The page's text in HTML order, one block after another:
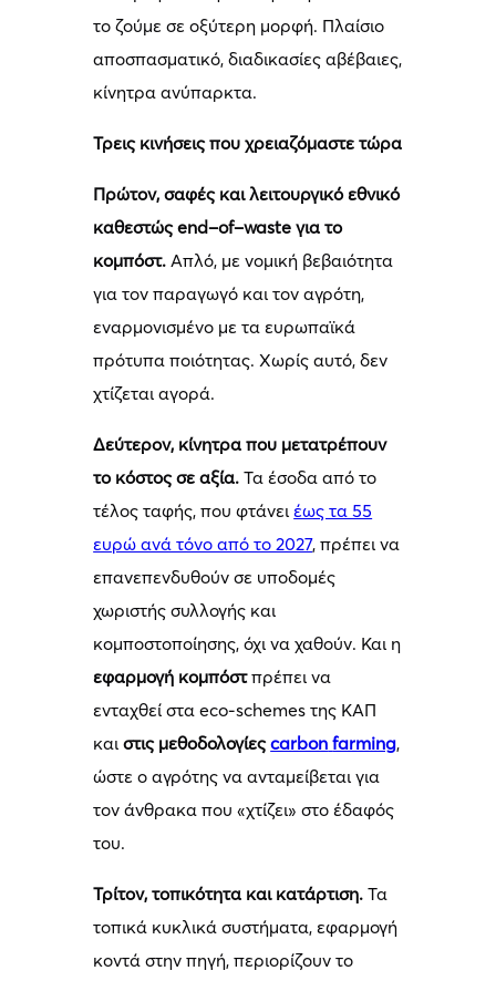
το ζούμε σε οξύτερη μορφή. Πλαίσιο
αποσπασματικό, διαδικασίες αβέβαιες,
κίνητρα ανύπαρκτα.
Τρεις κινήσεις που χρειαζόμαστε τώρα
Πρώτον, σαφές και λειτουργικό εθνικό
καθεστώςend–of–waste για το
κομπόστ. Απλό, με νομική βεβαιότητα
για τον παραγωγό και τον αγρότη,
εναρμονισμένο με τα ευρωπαϊκά
πρότυπα ποιότητας. Χωρίς αυτό, δεν
χτίζεται αγορά.
Δεύτερον, κίνητρα που μετατρέπουν
το κόστος σε αξία. Τα έσοδα από το
τέλος ταφής, που φτάνειέως τα 55
ευρώ ανά τόνο από το 2027, πρέπει να
επανεπενδυθούν σε υποδομές
χωριστής συλλογής και
κομποστοποίησης, όχι να χαθούν. Και η
εφαρμογή κομπόστπρέπει να
ενταχθεί στα eco-schemes της ΚΑΠ
καιστις μεθοδολογίεςcarbon farming,
ώστε ο αγρότης να ανταμείβεται για
τον άνθρακα που «χτίζει» στο έδαφός
του.
Τρίτον, τοπικότητα και κατάρτιση. Τα
τοπικά κυκλικά συστήματα, εφαρμογή
κοντά στην πηγή, περιορίζουν το